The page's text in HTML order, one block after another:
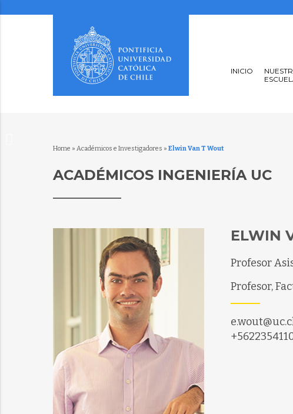
INICIO
Home » Académicos e Investigadores » Elwin Van T Wout
ACADÉMICOS INGENIERÍA UC
ELWIN
Profesor
Profesor,